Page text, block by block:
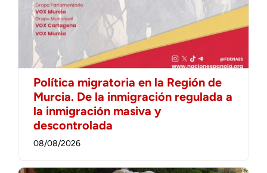
Política migratoria en la Región de
Murcia. De la inmigración regulada a
la inmigración masiva y
descontrolada
08/08/2026